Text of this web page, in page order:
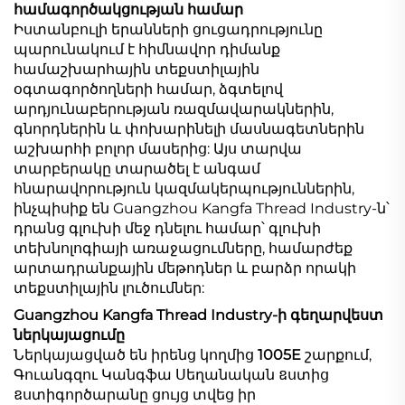
համագործակցության համար
Իստանբուլի երանների ցուցադրությունը
պարունակում է հիմնավոր դիմանք
համաշխարհային տեքստիլային
օգտագործողների համար, ձգտելով
արդյունաբերության ռազմավարակներին,
գնորդներին և փոխարինելի մասնագետներին
աշխարհի բոլոր մասերից: Այս տարվա
տարբերակը տարածել է անգամ
հնարավորություն կազմակերպություններին,
ինչպիսիք են Guangzhou Kangfa Thread Industry-ն՝
դրանց գլուխի մեջ դնելու համար՝ գլուխի
տեխնոլոգիայի առաջացումները, համարժեք
արտադրանքային մեթոդներ և բարձր որակի
տեքստիլային լուծումներ:
Guangzhou Kangfa Thread Industry-ի գեղարվեստ
ներկայացումը
Ներկայացված են իրենց կողմից 1005E շարքում,
Գուանգզու Կանգֆա Սեղանական ឧստից
ឧստիգործարանը ցույց տվեց իր